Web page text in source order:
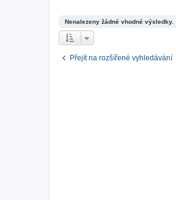
Nenalezeny žádné vhodné výsledky.
Přejít na rozšířené vyhledávání